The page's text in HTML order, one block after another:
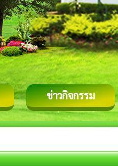
ข่าวกิจกรรม